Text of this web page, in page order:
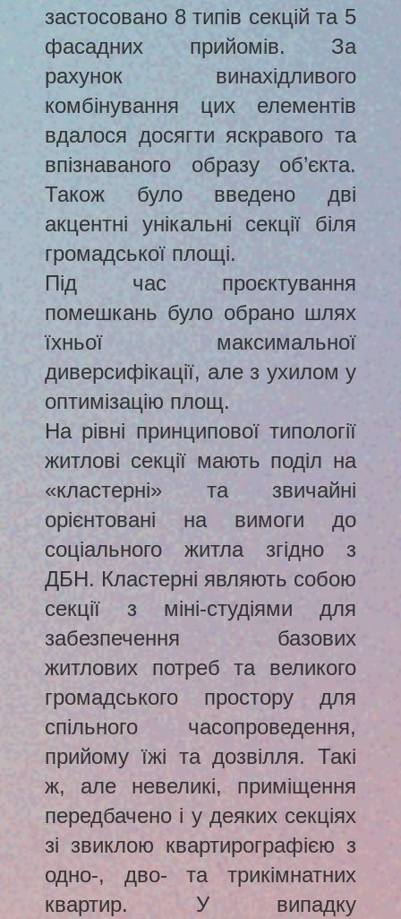
застосовано 8 типів секцій та 5
фасадних прийомів. За
рахунок винахідливого
комбінування цих елементів
вдалося досягти яскравого та
впізнаваного образу об’єкта.
Також було введено дві
акцентні унікальні секції біля
громадської площі.
Під час проєктування
помешкань було обрано шлях
їхньої максимальної
диверсифікації, але з ухилом у
оптимізацію площ.
На рівні принципової типології
житлові секції мають поділ на
«кластерні» та звичайні
орієнтовані на вимоги до
соціального житла згідно з
ДБН. Кластерні являють собою
секції з міні-студіями для
забезпечення базових
житлових потреб та великого
громадського простору для
спільного часопроведення,
прийому їжі та дозвілля. Такі
ж, але невеликі, приміщення
передбачено і у деяких секціях
зі звиклою квартирографією з
одно-, дво- та трикімнатних
квартир. У випадку